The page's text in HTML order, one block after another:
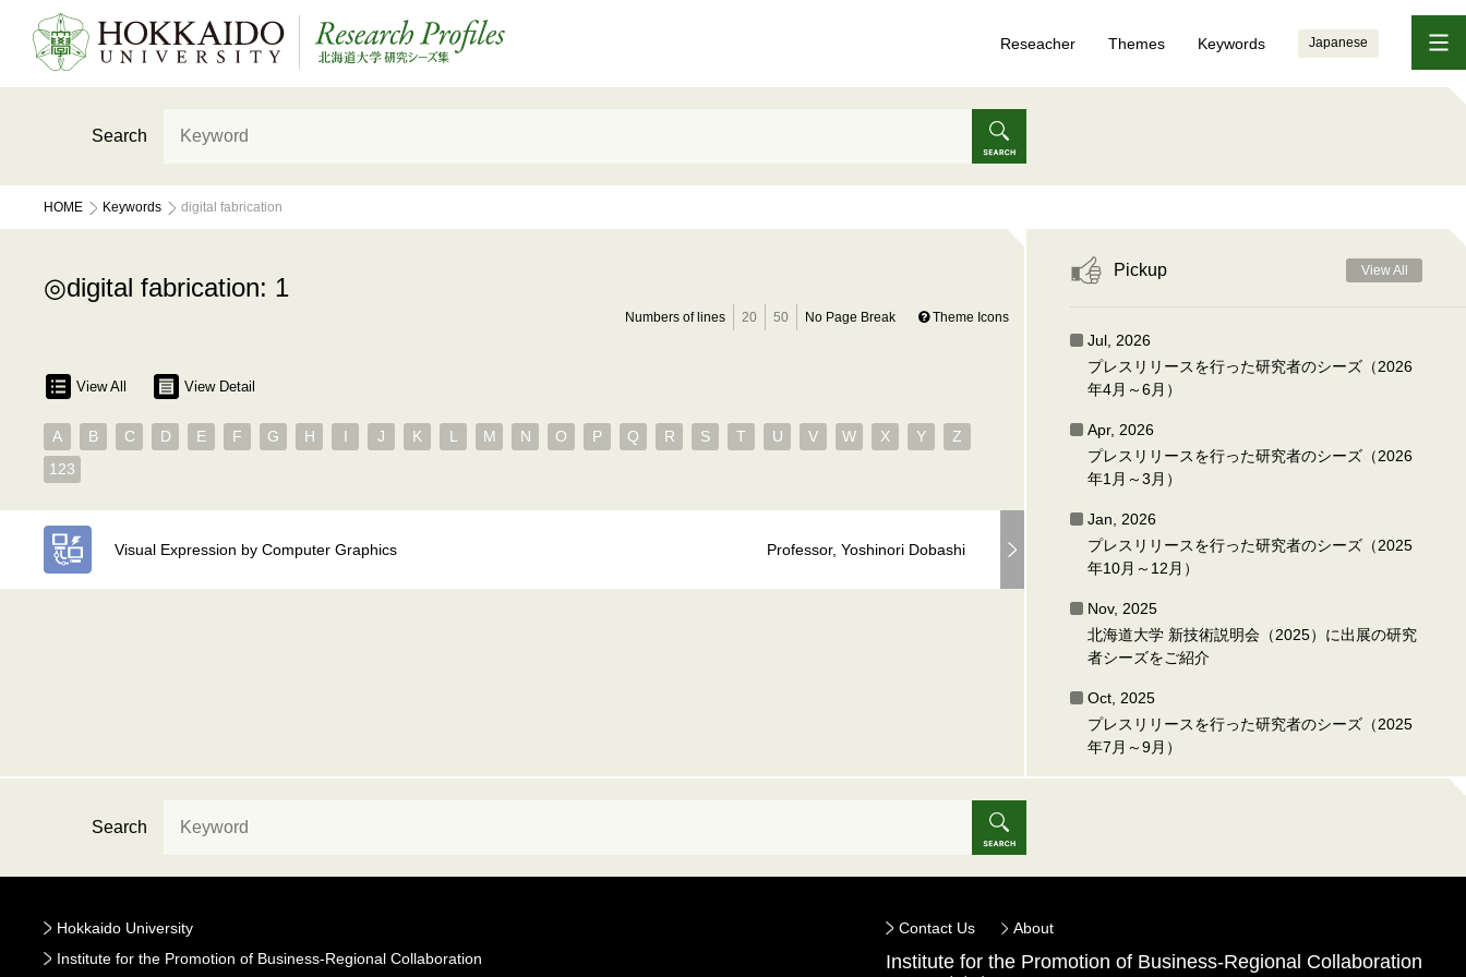
Reseacher Themes Keywords Japanese
Search
HOME Keywords digital fabrication
digital fabrication: 1
Numbers of lines 20 50 No Page Break Theme Icons
View All View Detail
A B C D E F G H I J K L M N O P Q R S T U V W X Y
Z
123
Visual Expression by Computer Graphics Professor, Yoshinori Dobashi
Pickup View All
Jul, 2026
プレスリリースを行った研究者のシーズ（2026
年4月～6月）
Apr, 2026
プレスリリースを行った研究者のシーズ（2026
年1月～3月）
Jan, 2026
プレスリリースを行った研究者のシーズ（2025
年10月～12月）
Nov, 2025
北海道大学 新技術説明会（2025）に出展の研究
者シーズをご紹介
Oct, 2025
プレスリリースを行った研究者のシーズ（2025
年7月～9月）
Search
Hokkaido University
Institute for the Promotion of Business-Regional Collaboration
Contact Us About
Institute for the Promotion of Business-Regional Collaboration